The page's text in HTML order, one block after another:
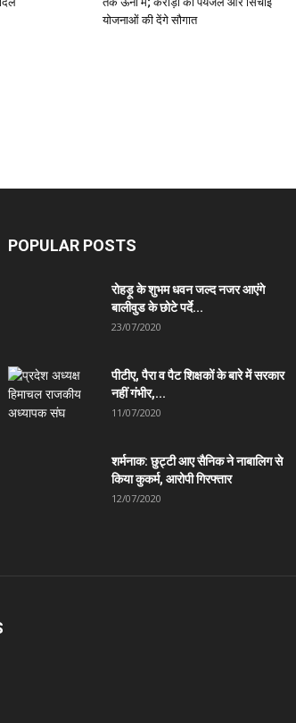
योजनाओं की देंगे सौगात
POPULAR POSTS
रोहड़ू के शुभम धवन जल्द नजर आएंगे
बालीवुड के छोटे पर्दे...
23/07/2020
पीटीए, पैरा व पैट शिक्षकों के बारे में सरकार
नहीं गंभीर,...
11/07/2020
शर्मनाक: छुट्टी आए सैनिक ने नाबालिग से
किया कुकर्म, आरोपी गिरफ्तार
12/07/2020